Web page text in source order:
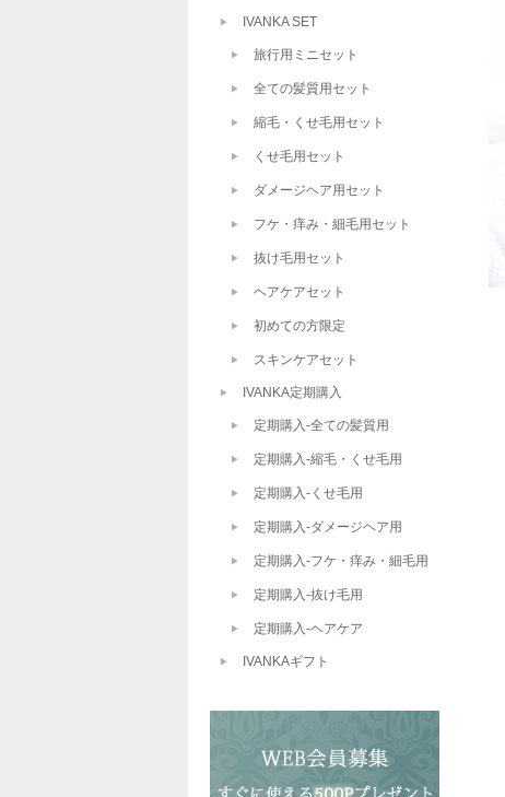
IVANKA SET
旅行用ミニセット
全ての髪質用セット
縮毛・くせ毛用セット
くせ毛用セット
ダメージヘア用セット
フケ・痒み・細毛用セット
抜け毛用セット
ヘアケアセット
初めての方限定
スキンケアセット
IVANKA定期購入
定期購入-全ての髪質用
定期購入-縮毛・くせ毛用
定期購入-くせ毛用
定期購入-ダメージヘア用
定期購入-フケ・痒み・細毛用
定期購入-抜け毛用
定期購入-ヘアケア
IVANKAギフト